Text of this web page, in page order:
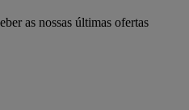
as nossas últimas ofertas